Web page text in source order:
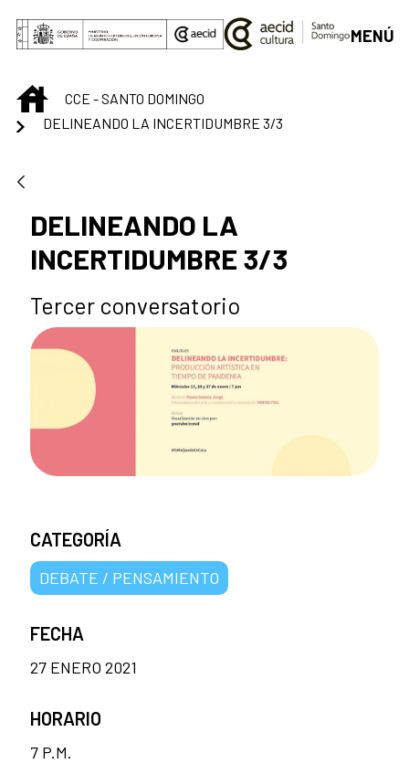
Saltar al contenido principal
MENÚ
INICIOCCE - SANTO DOMINGO
DELINEANDO LA INCERTIDUMBRE 3/3
DELINEANDO LA
INCERTIDUMBRE 3/3
Tercer conversatorio
CATEGORÍA
DEBATE / PENSAMIENTO
FECHA
27 ENERO 2021
HORARIO
7 P.M.